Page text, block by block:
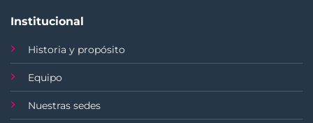
Institucional
Historia y propósito
Equipo
Nuestras sedes